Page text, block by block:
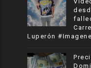
Luperón